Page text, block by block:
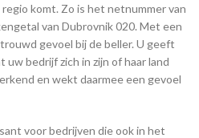
komt. Zo is het netnummer van
van Dubrovnik 020. Met een
gevoel bij de beller. U geeft
uw bedrijf zich in zijn of haar land
en wekt daarmee een gevoel
voor bedrijven die ook in het